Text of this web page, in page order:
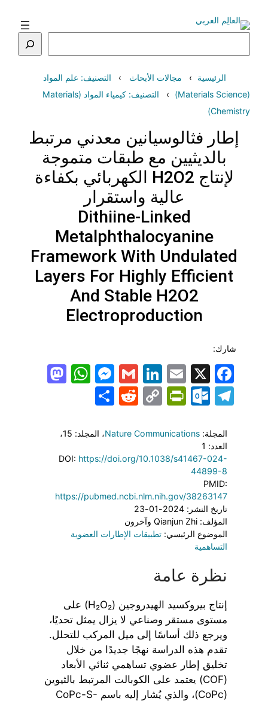
المحتوى
الرئيسية مجالات الأبحاث
التصنيف: علم المواد
(Materials Science)
التصنيف: كيمياء المواد (Materials
Chemistry)
إطار فثالوسيانين معدني مرتبط
بالديثيين مع طبقات متموجة
لإنتاج H2O2 الكهربائي بكفاءة
عالية واستقرار
Dithiine-Linked
Metalphthalocyanine
Framework With Undulated
Layers For Highly Efficient
And Stable H2O2
Electroproduction
شارك:
Facebook
X
Email
LinkedIn
Gmail
Telegram
Outlook.com
PrintFriendly
Copy
Reddit
Share
المجلة: Nature Communications، المجلد: 15
،
العدد: 1
DOI: https://doi.org/10.1038/s41467-024-
44899-8
PMID:
https://pubmed.ncbi.nlm.nih.gov/38263147
تاريخ النشر: 2024-01-23
المؤلف: Qianjun Zhi وآخرون
الموضوع الرئيسي: تطبيقات الإطارات العضوية
التساهمية
نظرة عامة
إنتاج بيروكسيد الهيدروجين (H₂O₂) على
مستوى مستقر وصناعي لا يزال يمثل تحديًا،
ويرجع ذلك أساسًا إلى ميل المركب للتحلل.
تقدم هذه الدراسة نهجًا جديدًا من خلال
تخليق إطار عضوي تساهمي ثنائي الأبعاد
(COF) يعتمد على الكوبالت المرتبط بالثيوين
(CoPc)، والذي يُشار إليه باسم CoPc-S-